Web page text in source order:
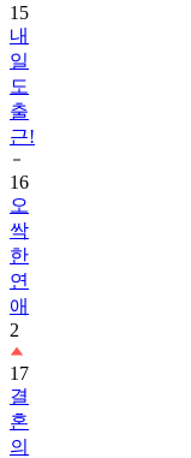
15
내
일
도
출
근!
16
오
싹
한
연
애
2
17
결
혼
의